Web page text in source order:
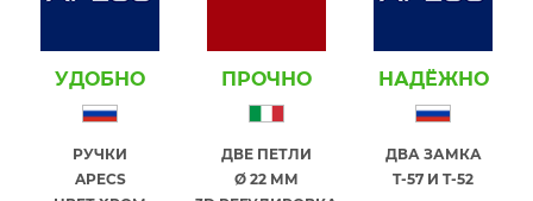
УДОБНО
РУЧКИ
APECS
ПРОЧНО
ДВЕ ПЕТЛИ
Ø 22 ММ
НАДЁЖНО
ДВА ЗАМКА
T-57 И T-52